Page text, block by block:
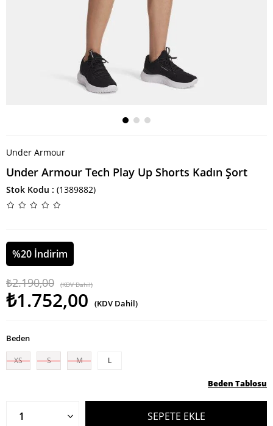
Under Armour
Under Armour Tech Play Up Shorts Kadın Şort
Stok Kodu (1389882)
%20 İndirim
₺2.190,00 (KDV Dahil)
₺1.752,00 (KDV Dahil)
Beden
XS S M L
Beden Tablosu